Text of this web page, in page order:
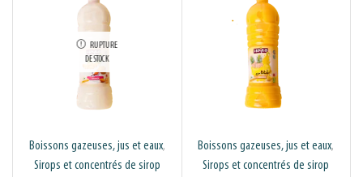
RUPTURE
DE STOCK
Boissons gazeuses, jus et eaux,
Sirops et concentrés de sirop
Boissons gazeuses, jus et eaux,
Sirops et concentrés de sirop